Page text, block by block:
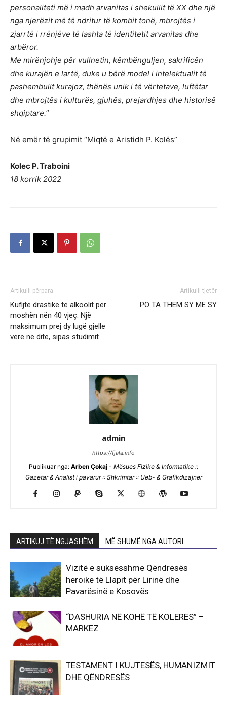
personaliteti më i madh arvanitas i shekullit të XX dhe një
nga njerëzit më të ndritur të kombit tonë, mbrojtës i
zjarrtë i rrënjëve të lashta të identitetit arvanitas dhe
arbëror.
Me mirënjohje për vullnetin, këmbënguljen, sakrificën
dhe kurajën e lartë, duke u bërë model i intelektualit të
pashembullt kurajoz, thënës unik i të vërtetave, luftëtar
dhe mbrojtës i kulturës, gjuhës, prejardhjes dhe historisë
shqiptare.”
Në emër të grupimit “Miqtë e Aristidh P. Kolës”
Kolec P. Traboini
18 korrik 2022
Artikulli përpara
Kufijtë drastikë të alkoolit për
moshën nën 40 vjeç: Një
maksimum prej dy lugë gjelle
verë në ditë, sipas studimit
Artikulli tjetër
PO TA THEM SY ME SY
admin
https://fjala.info
Publikuar nga: Arben Çokaj - Mësues Fizike & Informatike ::
Gazetar & Analist i pavarur :: Shkrimtar :: Ueb- & Grafikdizajner
ARTIKUJ TË NGJASHËM MË SHUMË NGA AUTORI
Vizitë e suksesshme Qëndresës
heroike të Llapit për Lirinë dhe
Pavarësinë e Kosovës
“DASHURIA NË KOHË TË KOLERËS” –
MARKEZ
TESTAMENT I KUJTESËS, HUMANIZMIT
DHE QËNDRESËS